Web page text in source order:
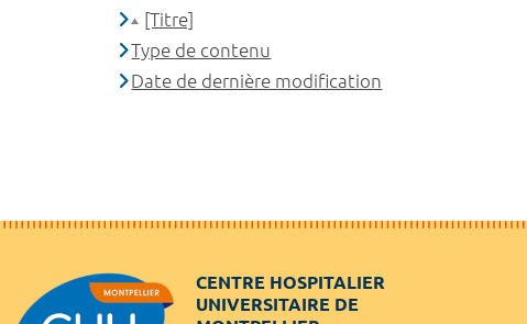
[Titre]
Type de contenu
Date de dernière modification
CENTRE HOSPITALIER
UNIVERSITAIRE DE